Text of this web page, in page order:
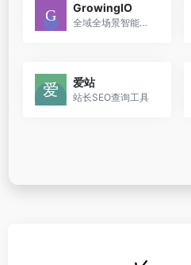
GrowingIO
全域全场景智能易用的分析云
爱站
站长SEO查询工具